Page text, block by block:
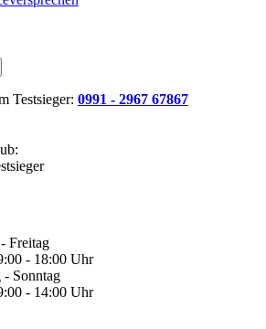
Testsieger: 0991 - 2967 67867
Freitag
- 18:00 Uhr
- Sonntag
- 14:00 Uhr